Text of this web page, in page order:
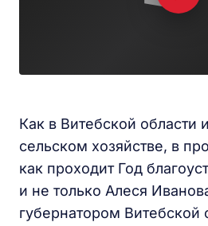
Как в Витебской области
сельском хозяйстве, в
как проходит Год
и не только Алеся
губернатором Витебской